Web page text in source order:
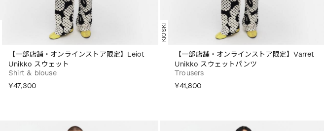
【一部店舗・オンラインストア限定】Leiot
Unikko スウェット
Shirt & blouse
¥47,300
KIOSKI
【一部店舗・オンラインストア限定】Varret
Unikko スウェットパンツ
Trousers
¥41,800